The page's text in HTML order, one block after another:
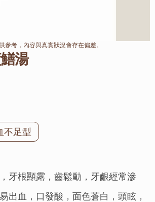
湯
不足型
牙根顯露，齒鬆動，牙齦經常滲
出血，口發酸，面色蒼白，頭眩，
參考，內容與真實狀況會存在偏差。